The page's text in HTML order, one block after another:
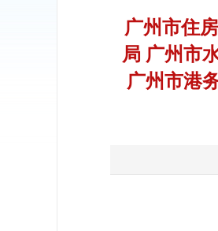
广州市住
局 广州市
广州市港